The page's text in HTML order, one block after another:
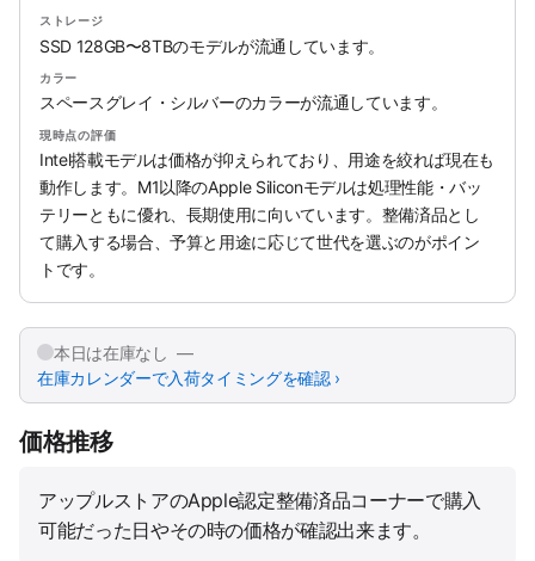
ストレージ
SSD 128GB〜8TBのモデルが流通しています。
カラー
スペースグレイ・シルバーのカラーが流通しています。
現時点の評価
Intel搭載モデルは価格が抑えられており、用途を絞れば現在も
動作します。M1以降のApple Siliconモデルは処理性能・バッ
テリーともに優れ、長期使用に向いています。整備済品とし
て購入する場合、予算と用途に応じて世代を選ぶのがポイン
トです。
本日は在庫なし —
在庫カレンダーで入荷タイミングを確認 ›
価格推移
アップルストアのApple認定整備済品コーナーで購入
可能だった日やその時の価格が確認出来ます。